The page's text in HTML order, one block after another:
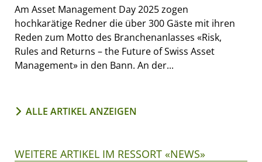
Am Asset Management Day 2025 zogen
hochkarätige Redner die über 300 Gäste mit ihren
Reden zum Motto des Branchenanlasses «Risk,
Rules and Returns – the Future of Swiss Asset
Management» in den Bann. An der...
ALLE ARTIKEL ANZEIGEN
WEITERE ARTIKEL IM RESSORT «NEWS»